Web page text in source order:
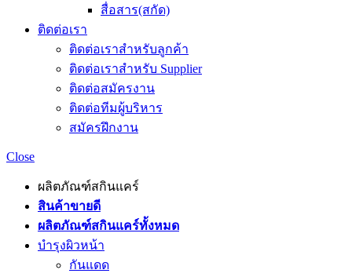
สื่อสาร(สกัด)
ติดต่อเรา
ติดต่อเราสำหรับลูกค้า
ติดต่อเราสำหรับ Supplier
ติดต่อสมัครงาน
ติดต่อทีมผู้บริหาร
สมัครฝึกงาน
Close
ผลิตภัณฑ์สกินแคร์
สินค้าขายดี
ผลิตภัณฑ์สกินแคร์ทั้งหมด
บำรุงผิวหน้า
กันแดด